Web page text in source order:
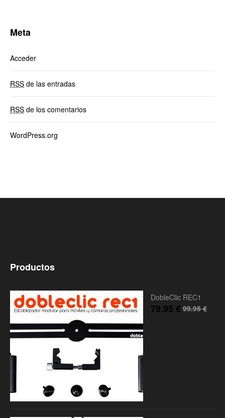
Meta
Acceder
RSS de las entradas
RSS de los comentarios
WordPress.org
Productos
DobleClic REC1
99.95€
79.95 €